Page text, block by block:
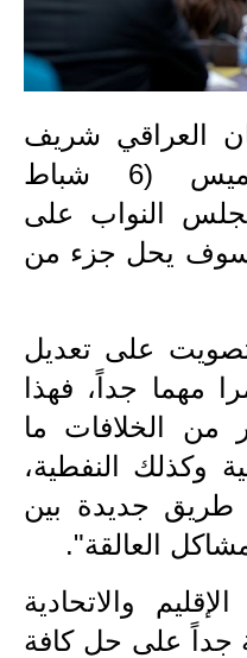
العراق
الاخبار السياسية
الاخبار الامنية
الاخبار الاقتصادية
الاخبار الرياضية
اخبار وقرارات وزارة التربية
نتائج الامتحانات
المرحلة الابتدائية
المرحلة المتوسطة
اسئلة وزارية
العراقي شريف
سلمان، اليوم الخميس (6 شباط
مجلس النواب على
سوف يحل جزء من
على تعديل
مهما جداً، فهذا
من الخلافات ما
وكذلك النفطية،
جديدة بين
العالقة".
والاتحادية
جداً على حل كافة